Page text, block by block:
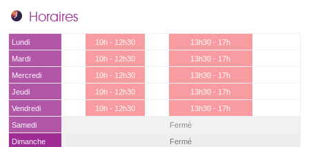
Horaires
Lundi 10h - 12h30
13h30 - 17h
Mardi
10h - 12h30
13h30 - 17h
Mercredi
10h - 12h30
13h30 - 17h
Jeudi
10h - 12h30
13h30 - 17h
Vendredi
10h - 12h30
13h30 - 17h
Samedi
Fermé
Dimanche
Fermé